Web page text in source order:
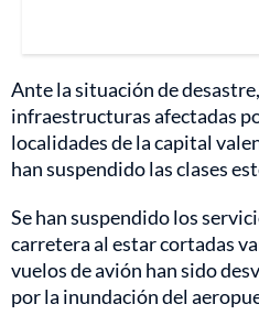
Ante la situación de
infraestructuras afectadas
localidades de la capital
han suspendido las clases
Se han suspendido los
carretera al estar cortadas
vuelos de avión han sido
por la inundación del